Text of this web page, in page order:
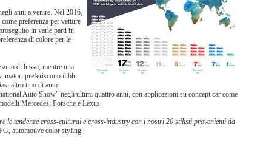
anni a venire. Nel 2016,
preferenza per vetture
in varie parti in
di colore per le
di lusso, mentre una
preferiscono il blu
altro tipo di auto.
Auto Show" negli ultimi quattro anni, con applicazioni su concept car come
Mercedes, Porsche e Lexus.
le tendenze cross-cultural e cross-industry con i nostri 20 stilisti provenienti da
automotive color styling.